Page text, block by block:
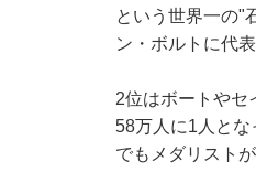
という世界一の"
ン・ボルトに代
2位はボートやセ
58万人に1人と
でもメダリスト